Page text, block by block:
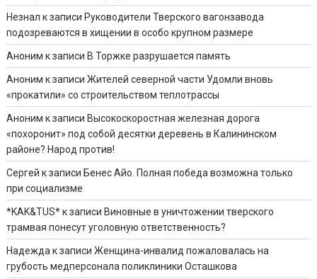
Незнал к записи Руководители Тверского вагонзавода
подозреваются в хищении в особо крупном размере
Аноним к записи В Торжке разрушается память
Аноним к записиЖителей северной части Удомли вновь
«прокатили» со строительством теплотрассы
Аноним к записи Высокоскоростная железная дорога
«похоронит» под собой десятки деревень в Калининском
районе? Народ против!
Сергей к записи Бенес Айо. Полная победа возможна только
при социализме
*KAK&TUS*к записи Виновные в уничтожении тверского
трамвая понесут уголовную ответственность?
Надежда к записиЖенщина-инвалид пожаловалась на
грубость медперсонала поликлиники Осташкова